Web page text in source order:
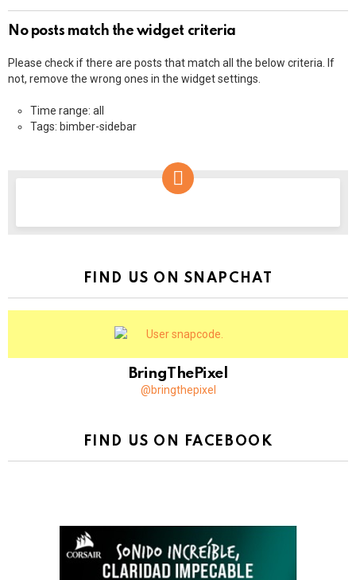
No posts match the widget criteria
Please check if there are posts that match all the below criteria. If
not, remove the wrong ones in the widget settings.
Time range: all
Tags: bimber-sidebar
FIND US ON SNAPCHAT
BringThePixel
@bringthepixel
FIND US ON FACEBOOK